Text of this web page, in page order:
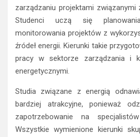
zarządzaniu projektami związanymi
Studenci uczą się
monitorowania projektów z
źródeł energii. Kierunki takie
pracy w sektorze zarządzania i
energetycznymi.
Studia związane z energią
bardziej atrakcyjne, ponieważ
zapotrzebowanie na
Wszystkie wymienione kierunki